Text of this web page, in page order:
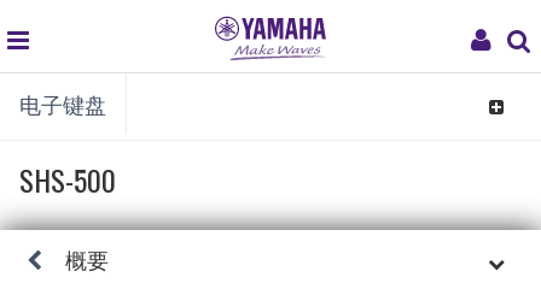
My
global
navigation
电子键盘
Toggle
SHS-500
概要